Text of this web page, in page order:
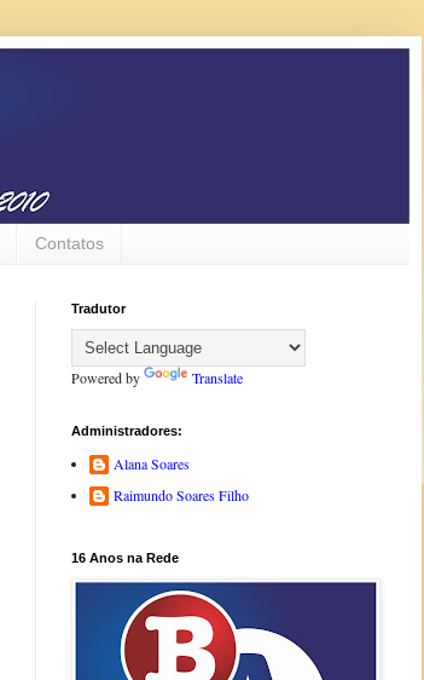
Contatos
Tradutor
Powered by Translate
Administradores:
Alana Soares
Raimundo Soares Filho
16 Anos na Rede